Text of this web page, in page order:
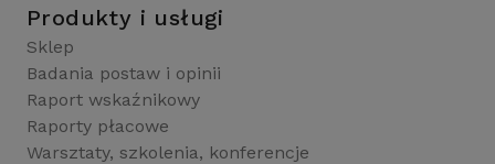
Produkty i usługi
Sklep
Badania postaw i opinii
Raport wskaźnikowy
Raporty płacowe
Warsztaty, szkolenia, konferencje